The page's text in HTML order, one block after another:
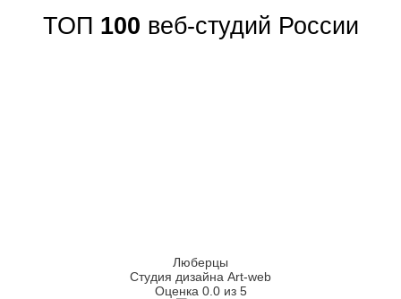
ТОП 100 веб-студий России
Люберцы
Студия дизайна Art-web
Оценка 0.0 из 5